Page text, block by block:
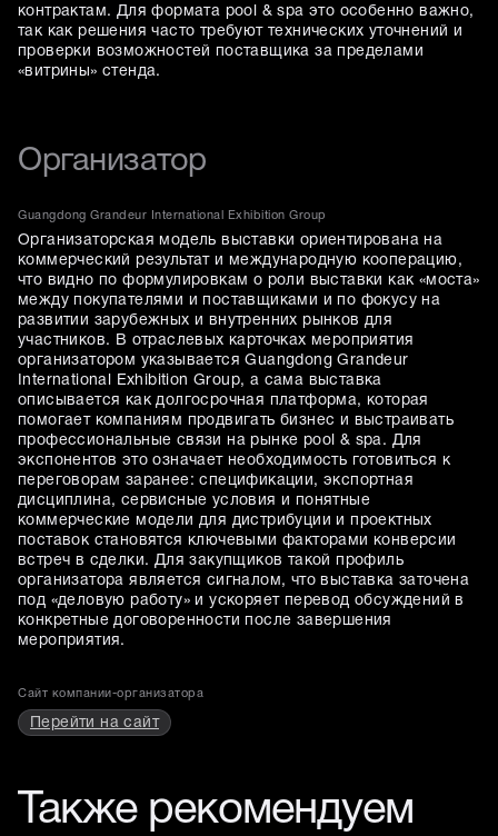
контрактам. Для формата pool & spa это особенно важно,
так как решения часто требуют технических уточнений и
проверки возможностей поставщика за пределами
«витрины» стенда.
Организатор
Guangdong Grandeur International Exhibition Group
Организаторская модель выставки ориентирована на
коммерческий результат и международную кооперацию,
что видно по формулировкам о роли выставки как «моста»
между покупателями и поставщиками и по фокусу на
развитии зарубежных и внутренних рынков для
участников. В отраслевых карточках мероприятия
организатором указывается Guangdong Grandeur
International Exhibition Group, а сама выставка
описывается как долгосрочная платформа, которая
помогает компаниям продвигать бизнес и выстраивать
профессиональные связи на рынке pool & spa. Для
экспонентов это означает необходимость готовиться к
переговорам заранее: спецификации, экспортная
дисциплина, сервисные условия и понятные
коммерческие модели для дистрибуции и проектных
поставок становятся ключевыми факторами конверсии
встреч в сделки. Для закупщиков такой профиль
организатора является сигналом, что выставка заточена
под «деловую работу» и ускоряет перевод обсуждений в
конкретные договоренности после завершения
мероприятия.
Сайт компании-организатора
Перейти на сайт
Также рекомендуем